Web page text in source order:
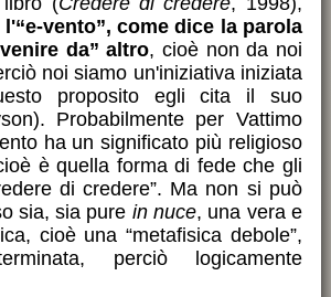
vento”, come dice la parola
da” altro, cioè non da noi
noi siamo un'iniziativa iniziata
proposito egli cita il suo
Probabilmente per Vattimo
ha un significato più religioso
è quella forma di fede che gli
di credere”. Ma non si può
sia, sia pure in nuce, una vera e
cioè una “metafisica debole”,
perciò logicamente